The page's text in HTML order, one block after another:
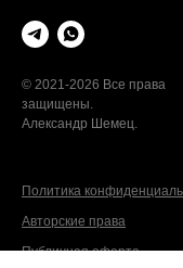
© 2021-2026 Все права
защищены.
Александр Шемец.
Политика
Авторские права
Публичная оферта